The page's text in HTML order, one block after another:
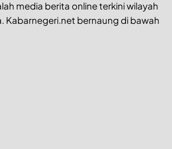
media berita online terkini wilayah
Kabarnegeri.net bernaung di bawah